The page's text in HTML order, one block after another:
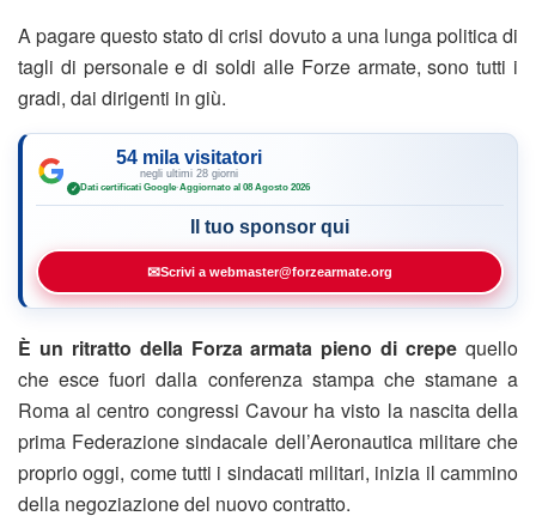
A pagare questo stato di crisi dovuto a una lunga politica di
tagli di personale e di soldi alle Forze armate, sono tutti i
gradi, dai dirigenti in giù.
54 mila visitatori
negli ultimi 28 giorni
✓ Dati certificati Google·Aggiornato al 08 Agosto 2026
Il tuo sponsor qui
✉Scrivi a webmaster@forzearmate.org
È un ritratto della Forza armata pieno di crepe quello
che esce fuori dalla conferenza stampa che stamane a
Roma al centro congressi Cavour ha visto la nascita della
prima Federazione sindacale dell’Aeronautica militare che
proprio oggi, come tutti i sindacati militari, inizia il cammino
della negoziazione del nuovo contratto.